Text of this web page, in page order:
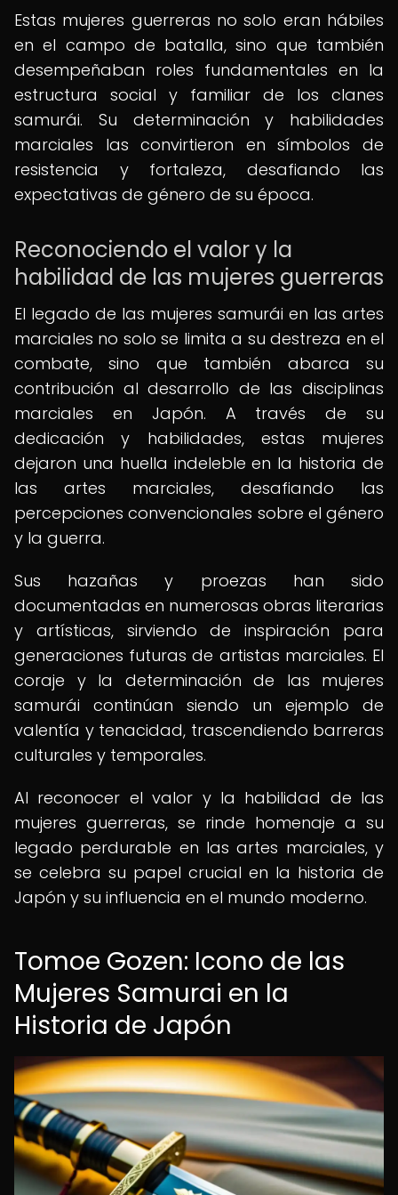
Estas mujeres guerreras no solo eran hábiles
en el campo de batalla, sino que también
desempeñaban roles fundamentales en la
estructura social y familiar de los clanes
samurái. Su determinación y habilidades
marciales las convirtieron en símbolos de
resistencia y fortaleza, desafiando las
expectativas de género de su época.
Reconociendo el valor y la
habilidad de las mujeres guerreras
El legado de las mujeres samurái en las artes
marciales no solo se limita a su destreza en el
combate, sino que también abarca su
contribución al desarrollo de las disciplinas
marciales en Japón. A través de su
dedicación y habilidades, estas mujeres
dejaron una huella indeleble en la historia de
las artes marciales, desafiando las
percepciones convencionales sobre el género
y la guerra.
Sus hazañas y proezas han sido
documentadas en numerosas obras literarias
y artísticas, sirviendo de inspiración para
generaciones futuras de artistas marciales. El
coraje y la determinación de las mujeres
samurái continúan siendo un ejemplo de
valentía y tenacidad, trascendiendo barreras
culturales y temporales.
Al reconocer el valor y la habilidad de las
mujeres guerreras, se rinde homenaje a su
legado perdurable en las artes marciales, y
se celebra su papel crucial en la historia de
Japón y su influencia en el mundo moderno.
Tomoe Gozen: Icono de las
Mujeres Samurai en la
Historia de Japón